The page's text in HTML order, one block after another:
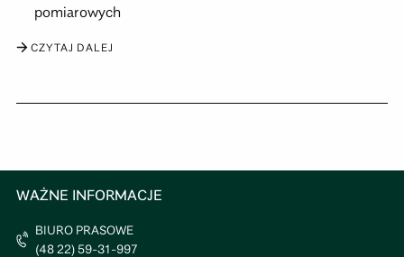
pomiarowych
CZYTAJ DALEJ
WAŻNE INFORMACJE
BIURO PRASOWE
(48 22) 59-31-997